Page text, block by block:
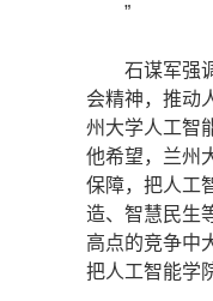
”
石谋军强调
会精神，推动
州大学人工智
他希望，兰州
保障，把人工
造、智慧民生
高点的竞争中
把人工智能学